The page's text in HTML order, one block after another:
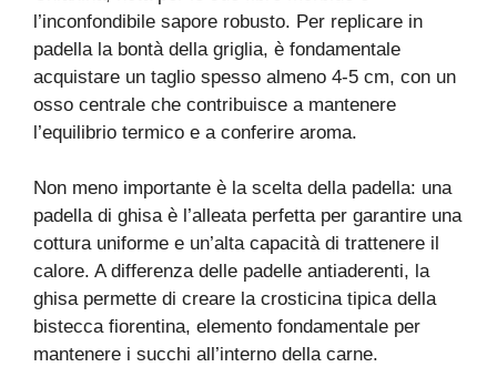
l’inconfondibile sapore robusto. Per replicare in
padella la bontà della griglia, è fondamentale
acquistare un taglio spesso almeno 4-5 cm, con un
osso centrale che contribuisce a mantenere
l’equilibrio termico e a conferire aroma.
Non meno importante è la scelta della padella: una
padella di ghisa è l’alleata perfetta per garantire una
cottura uniforme e un’alta capacità di trattenere il
calore. A differenza delle padelle antiaderenti, la
ghisa permette di creare la crosticina tipica della
bistecca fiorentina, elemento fondamentale per
mantenere i succhi all’interno della carne.